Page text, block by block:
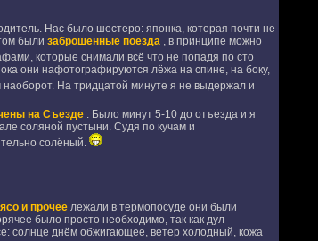
Нас было шестеро: японка, которая почти не
были заброшенные поезда, в принципе можно
которые снимали всё что не попадя по сто
они нафотографируются лёжа на спине, на боку,
На тридцатой минуте я не выдержал и
на Съезде. Было минут 5-10 до отъезда и я
соляной пустыни. Судя по кучам и
солёный.
и прочеележали в термопосуде они были
было просто необходимо, так как дул
солнце днём обжигающее, ветер холодный, кожа